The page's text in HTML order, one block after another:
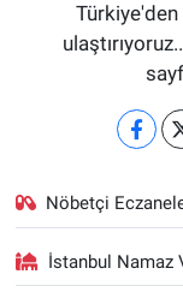
Nöbetçi
İstanbul Namaz